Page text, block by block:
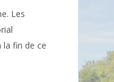
Les
la fin de ce